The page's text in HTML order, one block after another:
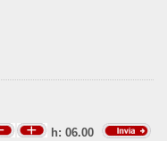
h: 06.00